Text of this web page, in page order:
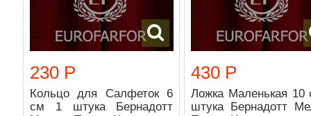
230 Р
Кольцо для Салфеток 6
см 1 штука Бернадотт
430 Р
Ложка Маленькая 10
штука Бернадотт